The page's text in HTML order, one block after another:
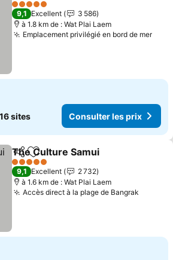
5 Étoiles
9,1 Excellent
3 586
à 1.8 km de : Wat Plai Laem
Emplacement privilégié en bord de mer
16 sites Consulter les prix
PartagerAjouter à mes favoris
The Culture Samui
5 Étoiles
9,1 Excellent
2 732
à 1.6 km de : Wat Plai Laem
Accès direct à la plage de Bangrak